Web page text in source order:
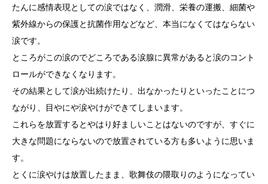
たんに感情表現としての涙ではなく、潤滑、栄養の運搬、細菌や
紫外線からの保護と抗菌作用などなど、本当になくてはならない
涙です。
ところがこの涙のでどころである涙腺に異常があると涙のコント
ロールができなくなります。
その結果として涙が出続けたり、出なかったりといったことにつ
ながり、目やにや涙やけができてしまいます。
これらを放置するとやはり好ましいことはないのですが、すぐに
大きな問題にならないので放置されている方も多いように思いま
す。
とくに涙やけは放置したまま、歌舞伎の隈取りのようになってい